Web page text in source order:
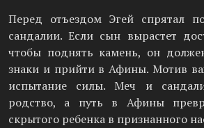
Перед отъездом Эгей спрятал
сандалии. Если сын вырастет
чтобы поднять камень, он
знаки и прийти в Афины. Мотив
испытание силы. Меч и
родство, а путь в Афины
скрытого ребенка в признанного